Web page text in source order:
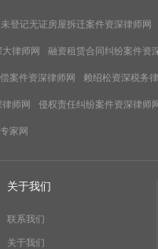
未登记无证房屋拆迁案件资深律师网
律师网 融资租赁合同纠纷案件资
案件资深律师网 赖绍松资深税务
师网 侵权责任纠纷案件资深律师
家网
关于我们
联系我们
关于我们